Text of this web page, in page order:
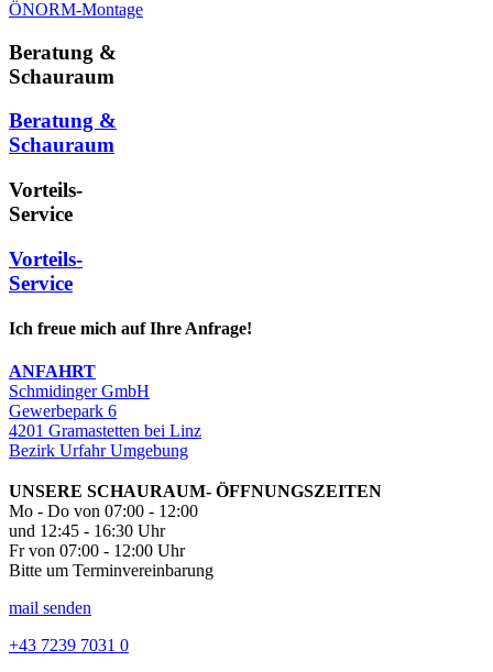
ÖNORM-Montage
Beratung &
Schauraum
Beratung &
Schauraum
Vorteils-
Service
Vorteils-
Service
Ich freue mich auf Ihre Anfrage!
ANFAHRT
Schmidinger GmbH
Gewerbepark 6
4201 Gramastetten bei Linz
Bezirk Urfahr Umgebung
UNSERE SCHAURAUM- ÖFFNUNGSZEITEN
Mo - Do von 07:00 - 12:00
und 12:45 - 16:30 Uhr
Fr von 07:00 - 12:00 Uhr
Bitte um Terminvereinbarung
mail senden
+43 7239 7031 0